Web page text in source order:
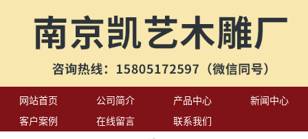
网站首页 公司简介 产品中心
新闻中心
客户案例
在线留言 联系我们